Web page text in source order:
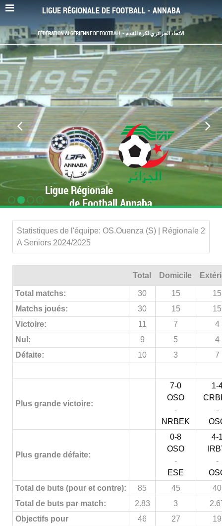
LIGUE RÉGIONALE DE FOOTBALL - ANNABA
FÉDÉRATION ALGÉRIENNE DE FOOTBALL - الاتحاد الجزائري لكرة القدم
Ligue Régionale
de Football Annaba
Statistiques de l'équipe: OS.Ouenza (S) | Régionale 2
A Seniors 2024/2025
Total Domicile
Total matchs: 30 15
15
Matchs joués:
30 15
15
Victoire:
11 7
4
Nul:
9 5
4
Défaite:
10 3 7
Plus grande victoire:
7-0
OSO
-
NRBEK
1-
-
Plus grande défaite:
0-8
OSO
-
ESE
4-
-
Total de buts (pour et contre):
85 45
40
Total de buts par match:
2.83 3
Objectifs pour
46 27
19